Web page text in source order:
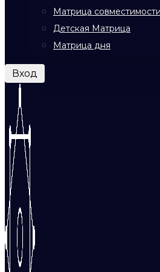
Матрица совместимости
Детская Матрица
Матрица дня
Вход